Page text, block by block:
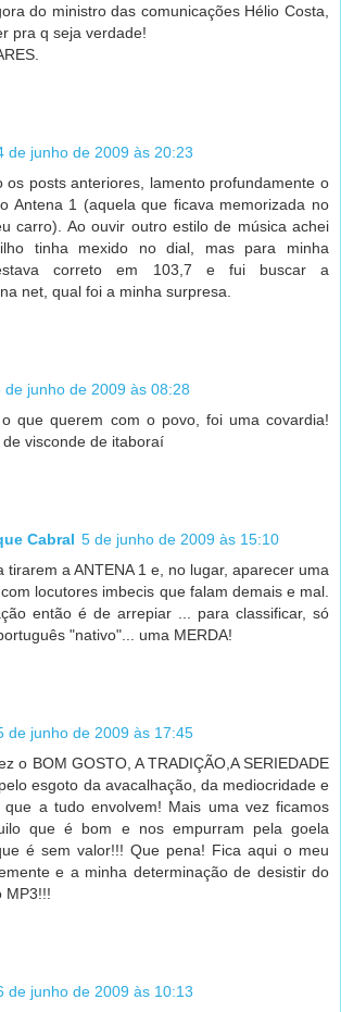
do ministro das comunicações Hélio Costa,
pra q seja verdade!
de junho de 2009 às 20:23
os posts anteriores, lamento profundamente o
Antena 1 (aquela que ficava memorizada no
carro). Ao ouvir outro estilo de música achei
tinha mexido no dial, mas para minha
correto em 103,7 e fui buscar a
net, qual foi a minha surpresa.
de junho de 2009 às 08:28
que querem com o povo, foi uma covardia!
visconde de itaboraí
Cabral 5 de junho de 2009 às 15:10
tirarem a ANTENA 1 e, no lugar, aparecer uma
locutores imbecis que falam demais e mal.
então é de arrepiar ... para classificar, só
"nativo"... uma MERDA!
de junho de 2009 às 17:45
o BOM GOSTO, A TRADIÇÃO,A SERIEDADE
esgoto da avacalhação, da mediocridade e
que a tudo envolvem! Mais uma vez ficamos
que é bom e nos empurram pela goela
é sem valor!!! Que pena! Fica aqui o meu
e a minha determinação de desistir do
MP3!!!
de junho de 2009 às 10:13